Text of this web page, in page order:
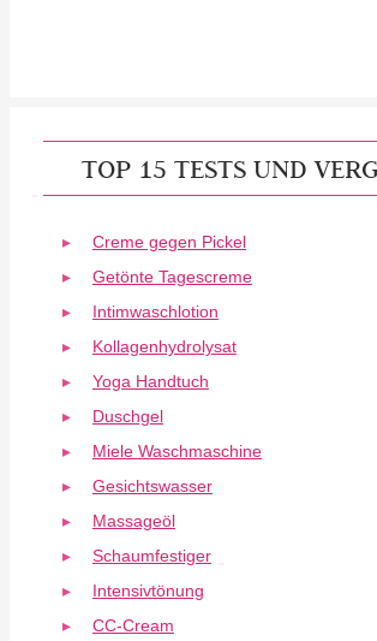
TOP 15 TESTS UND
Creme gegen Pickel
Getönte Tagescreme
Intimwaschlotion
Kollagenhydrolysat
Yoga Handtuch
Duschgel
Miele Waschmaschine
Gesichtswasser
Massageöl
Schaumfestiger
Intensivtönung
CC-Cream